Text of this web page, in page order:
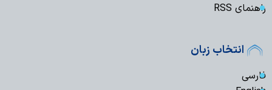
راهنمای RSS
انتخاب زبان
فارسی